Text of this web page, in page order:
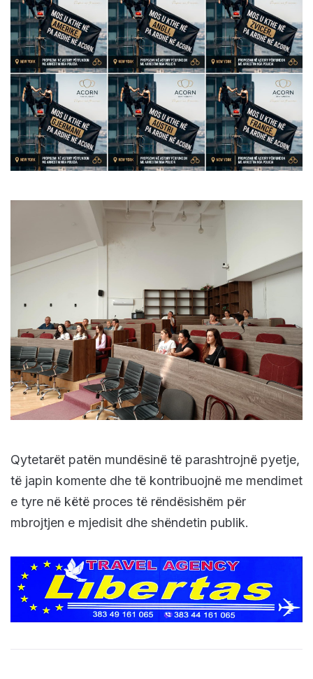
Qytetarët patën mundësinë të parashtrojnë pyetje,
të japin komente dhe të kontribuojnë me mendimet
e tyre në këtë proces të rëndësishëm për
mbrojtjen e mjedisit dhe shëndetin publik.